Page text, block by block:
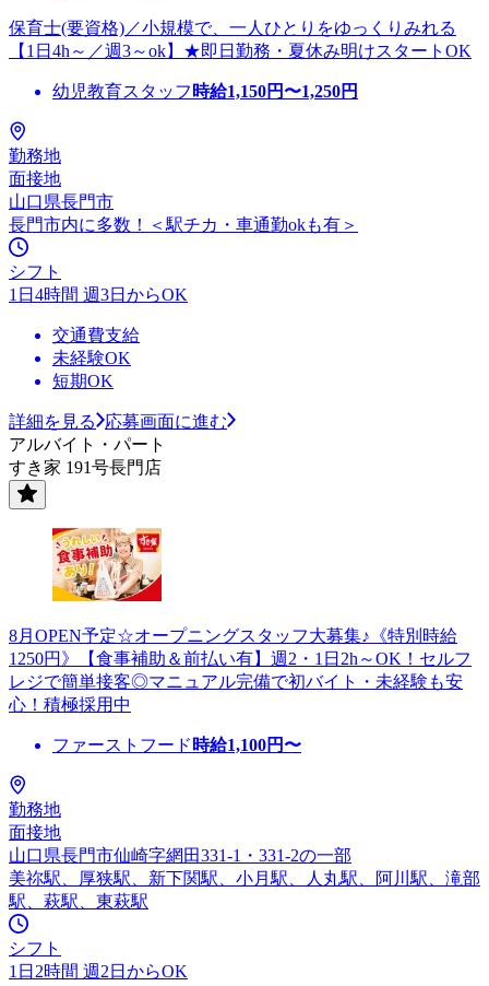
保育士(要資格)／小規模で、一人ひとりをゆっくりみれる
【1日4h～／週3～ok】★即日勤務・夏休み明けスタートOK
幼児教育スタッフ 時給1,150円〜1,250円
勤務地
面接地
山口県長門市
長門市内に多数！＜駅チカ・車通勤okも有＞
シフト
1日4時間 週3日からOK
交通費支給
未経験OK
短期OK
詳細を見る
応募画面に進む
アルバイト・パート
すき家 191号長門店
8月OPEN予定☆オープニングスタッフ大募集♪《特別時給
1250円》【食事補助＆前払い有】週2・1日2h～OK！セルフ
レジで簡単接客◎マニュアル完備で初バイト・未経験も安
心！積極採用中
ファーストフード 時給1,100円〜
勤務地
面接地
山口県長門市仙崎字網田331-1・331-2の一部
美祢駅、厚狭駅、新下関駅、小月駅、人丸駅、阿川駅、滝部
駅、萩駅、東萩駅
シフト
1日2時間 週2日からOK